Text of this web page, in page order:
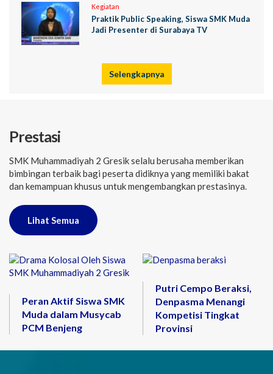
Kegiatan
Praktik Public Speaking, Siswa SMK Muda
Jadi Presenter di Surabaya TV
Selengkapnya
Prestasi
SMK Muhammadiyah 2 Gresik selalu berusaha memberikan
bimbingan terbaik bagi peserta didiknya yang memiliki bakat
dan kemampuan khusus untuk mengembangkan prestasinya.
Lihat Semua
Peran Aktif Siswa SMK
Muda dalam Musycab
PCM Benjeng
Putri Cempo Beraksi,
Denpasma Menangi
Kompetisi Tingkat
Provinsi